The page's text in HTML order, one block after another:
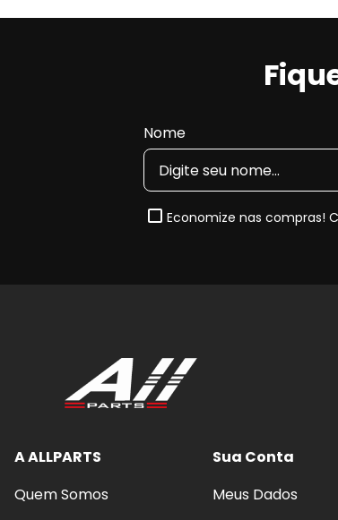
Nome
Economize nas compras!
A ALLPARTS
Quem Somos
Sua Conta
Meus Dados